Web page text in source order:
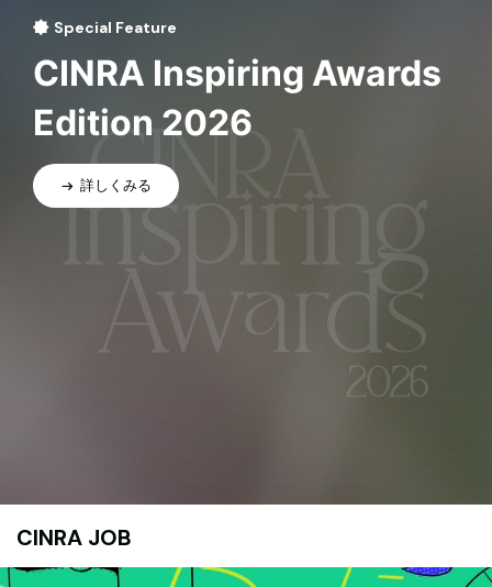
Special Feature
CINRA Inspiring Awards
Edition 2026
詳しくみる
CINRA JOB